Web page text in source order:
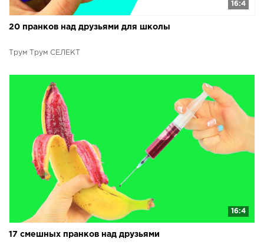
16:4
20 пранков над друзьями для школы
Трум Трум СЕЛЕКТ
16:4
17 смешных пранков над друзьями